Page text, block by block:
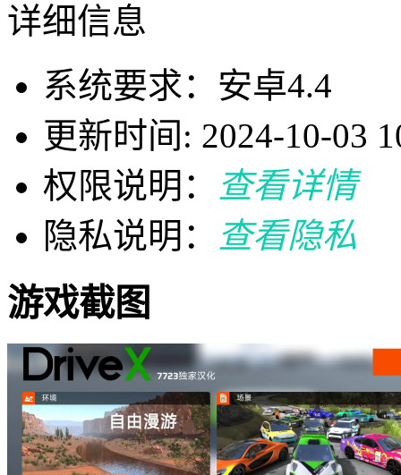
详细信息
系统要求：安卓4.4
更新时间: 2024-10-03
权限说明：
查看详情
隐私说明：
查看隐私
游戏截图